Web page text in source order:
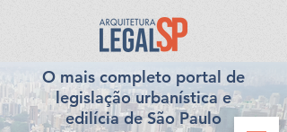
O mais completo portal de
legislação urbanística e
edilícia de São Paulo